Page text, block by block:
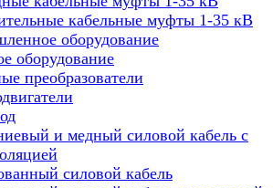
кабельные муфты 1-35 кВ
оборудование
оборудование
преобразователи
и медный силовой кабель с
силовой кабель